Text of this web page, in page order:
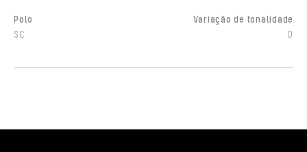
Polo
SC
Variação de tonalidade
0